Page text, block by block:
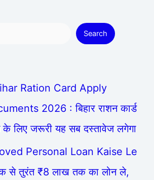
Search
Ration Card Apply
2026 : बिहार राशन कार्ड
लिए जरूरी यह सब दस्तावेज लगेगा
Personal Loan Kaise Le
से तुरंत ₹8 लाख तक का लोन ले,